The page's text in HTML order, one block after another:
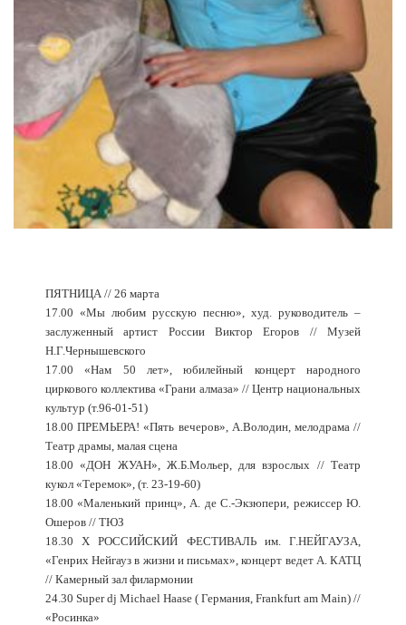
ПЯТНИЦА // 26 марта
17.00 «Мы любим русскую песню», худ. руководитель –
заслуженный артист России Виктор Егоров // Музей
Н.Г.Чернышевского
17.00 «Нам 50 лет», юбилейный концерт народного
циркового коллектива «Грани алмаза» // Центр национальных
культур (т.96-01-51)
18.00 ПРЕМЬЕРА! «Пять вечеров», А.Володин, мелодрама //
Театр драмы, малая сцена
18.00 «ДОН ЖУАН», Ж.Б.Мольер, для взрослых // Театр
кукол «Теремок», (т. 23-19-60)
18.00 «Маленький принц», А. де С.-Экзюпери, режиссер Ю.
Ошеров // ТЮЗ
18.30 X РОССИЙСКИЙ ФЕСТИВАЛЬ им. Г.НЕЙГАУЗА,
«Генрих Нейгауз в жизни и письмах», концерт ведет А. КАТЦ
// Камерный зал филармонии
24.30 Super dj Michael Haase ( Германия, Frankfurt am Main) //
«Росинка»